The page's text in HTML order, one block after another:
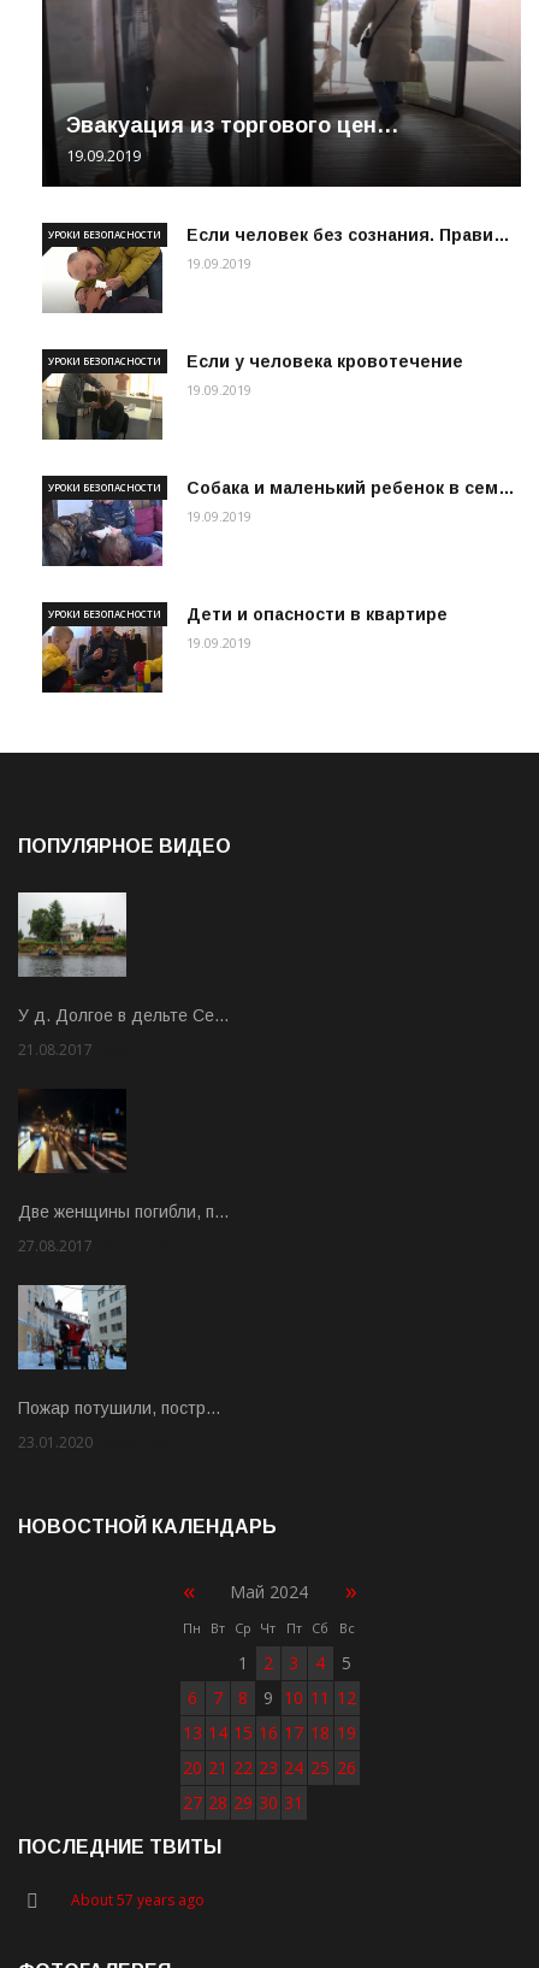
Эвакуация из торгового цен…
19.09.2019
Если человек без сознания. Прави…
УРОКИ БЕЗОПАСНОСТИ
19.09.2019
Если у человека кровотечение
УРОКИ БЕЗОПАСНОСТИ
19.09.2019
Собака и маленький ребенок в сем…
УРОКИ БЕЗОПАСНОСТИ
19.09.2019
Дети и опасности в квартире
УРОКИ БЕЗОПАСНОСТИ
19.09.2019
ПОПУЛЯРНОЕ ВИДЕО
У д. Долгое в дельте Се…
21.08.2017
Две женщины погибли, п…
27.08.2017
Пожар потушили, постр…
23.01.2020
НОВОСТНОЙ КАЛЕНДАРЬ
« Май 2024 »
Пн Вт Ср Чт Пт Сб Вс
1 2 3 4
5
6
7 8 9 10 11 12
13 14 15 16 17 18 19
20 21 22 23 24 25 26
27 28 29 30 31
ПОСЛЕДНИЕ ТВИТЫ
About 57 years ago